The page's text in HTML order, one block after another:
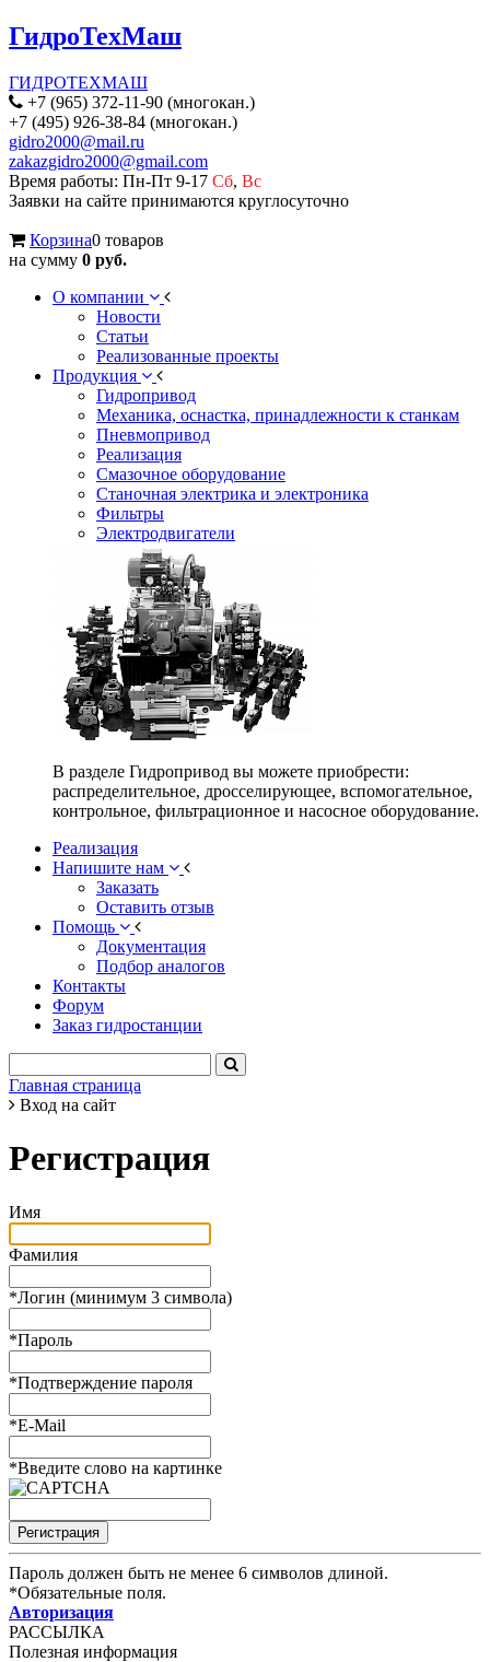
ГидроТехМаш
ГИДРОТЕХМАШ
+7 (965) 372-11-90 (многокан.)
+7 (495) 926-38-84 (многокан.)
gidro2000@mail.ru
zakazgidro2000@gmail.com
Время работы: Пн-Пт 9-17 Сб, Вс
Заявки на сайте принимаются круглосуточно
Корзина0 товаров
на сумму 0 руб.
О компании
Новости
Статьи
Реализованные проекты
Продукция
Гидропривод
Механика, оснастка, принадлежности к станкам
Пневмопривод
Реализация
Смазочное оборудование
Станочная электрика и электроника
Фильтры
Электродвигатели
В разделе Гидропривод вы можете приобрести:
распределительное, дросселирующее, вспомогательное,
контрольное, фильтрационное и насосное оборудование.
Реализация
Напишите нам
Заказать
Оставить отзыв
Помощь
Документация
Подбор аналогов
Контакты
Форум
Заказ гидростанции
Главная страница
Вход на сайт
Регистрация
Имя
Фамилия
*Логин (минимум 3 символа)
*Пароль
*Подтверждение пароля
*E-Mail
*Введите слово на картинке
Пароль должен быть не менее 6 символов длиной.
*Обязательные поля.
Авторизация
РАССЫЛКА
Полезная информация